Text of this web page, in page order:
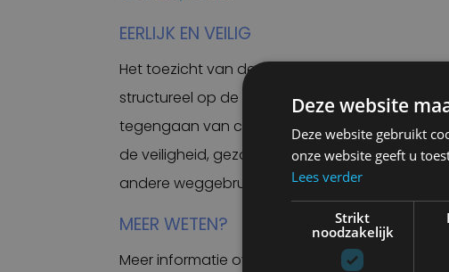
EERLIJK EN VEILIG
Het toezicht van de ILT richt zich op eerlijk en
structureel op de regels voor onder andere rij-
tegengaan van concurrentievervalsing in de
de veiligheid, gezondheid en het welzijn van
andere weggebruikers.
MEER WETEN?
Meer informatie over digitale inspecties van het
Deze website
Deze website gebruikt
onze website geeft u
Lees verder
Strikt
noodzakelijk